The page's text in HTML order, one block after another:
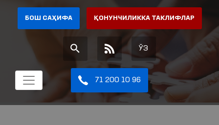
БОШ САҲИФА ҚОНУНЧИЛИККА ТАКЛИФЛАР
ЎЗ
71 200 10 96